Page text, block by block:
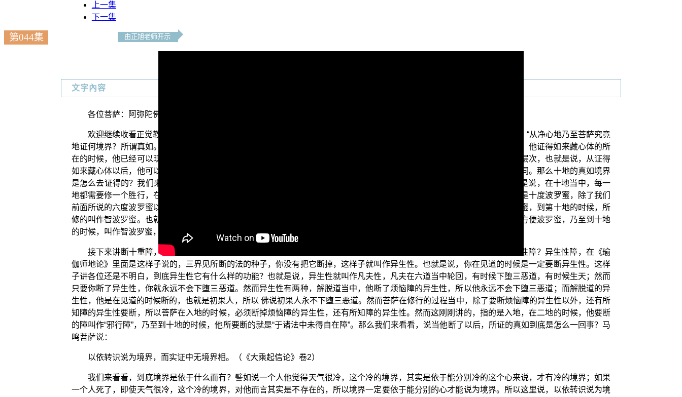
上一集
下一集
第044集 由正旭老师开示
文字內容
各位菩萨：阿弥陀佛！
欢迎继续收看正觉教团的电视弘法节目，今天继续讲解《起信论》。在上一集当中，我们已经讲完了证发心者，接下来说，“从净心地乃至菩萨究竟
地证何境界？所谓真如。”（《大乘起信论》卷2）这里是说，从初地到十地他所证的境界，就是真如。然而在第七住位的时候，他证得如来藏心体的所
在的时候，他已经可以现观如来藏的真如性了。那为何这里：从初地到十地所证的境界，也叫作真如呢？因为证真如有不同的层次，也就是说，从证得
如来藏心体以后，他可以现观真如性。然而从入地到十地，他不断地深入来证真如法身，所以他的层次是依地地增进而有所不同。那么十地的真如境界
是怎么去证得的？我们来看看《成唯识论》怎么说？【十地中修十胜行，断十重障，证十真如。】（《成唯识论》卷9）也就是说，在十地当中，每一
地都需要修一个胜行，在入地之前要断一个重障，还有必须证那一地当中的真如。我们来看看什么是十胜行呢？十胜行指的就是十度波罗蜜，除了我们
前面所说的六度波罗蜜以外，到第七地的时候，要修方便波罗蜜，到第八地的时候要修愿波罗蜜，到第九地的时候要修力波罗蜜，到第十地的时候，所
修的叫作智波罗蜜。也就是从初地到六地，他必须修布施、持戒、忍辱、精进、禅定、般若，这六度完成，进入了七地，叫作方便波罗蜜，乃至到十地
的时候，叫作智波罗蜜，这是属于菩萨在十地当中所须要修的胜行。
接下来讲断十重障，也就是说，入地的时候有一个重障要断。在入初地的时候，要断的叫作“异生性障”，那什么叫作异生性障？异生性障，在《瑜
伽师地论》里面是这样子说的，三界见所断的法的种子，你没有把它断掉，这样子就叫作异生性。也就是说，你在见道的时候是一定要断异生性。这样
子讲各位还是不明白，到底异生性它有什么样的功能？也就是说，异生性就叫作凡夫性，凡夫在六道当中轮回，有时候下堕三恶道，有时候生天；然而
只要你断了异生性，你就永远不会下堕三恶道。然而异生性有两种，解脱道当中，他断了烦恼障的异生性，所以他永远不会下堕三恶道；而解脱道的异
生性，他是在见道的时候断的，也就是初果人，所以 佛说初果人永不下堕三恶道。然而菩萨在修行的过程当中，除了要断烦恼障的异生性以外，还有所
知障的异生性要断，所以菩萨在入地的时候，必须断掉烦恼障的异生性，还有所知障的异生性。然而这刚刚讲的，指的是入地，在二地的时候，他要断
的障叫作“邪行障”，乃至到十地的时候，他所要断的就是“于诸法中未得自在障”。那么我们来看看，说当他断了以后，所证的真如到底是怎么一回事？马
鸣菩萨说：
以依转识说为境界，而实证中无境界相。（《大乘起信论》卷2）
我们来看看，到底境界是依于什么而有？譬如说一个人他觉得天气很冷，这个冷的境界，其实是依于能分别冷的这个心来说，才有冷的境界；如果
一个人死了，即使天气很冷，这个冷的境界，对他而言其实是不存在的，所以境界一定要依于能分别的心才能说为境界。所以这里说，以依转识说为境